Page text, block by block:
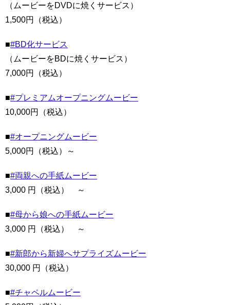
（ムービーをDVDに焼くサービス）
1,500円（税込）
■#BD化サービス
（ムービーをBDに焼くサービス）
7,000円（税込）
■#プレミアムオープニングムービー
10,000円（税込）
■#オープニングムービー
5,000円（税込）～
■#両親への手紙ムービー
3,000 円（税込） ～
■#母から娘への手紙ムービー
3,000 円（税込） ～
■#新郎から新婦へサプライズムービー
30,000 円（税込）
■#チャペルムービー